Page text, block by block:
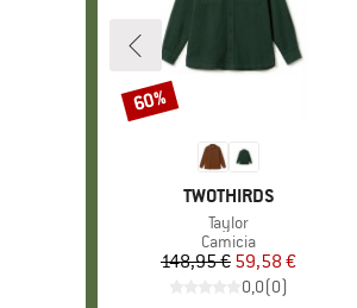
MARCHIO
TWOTHIRDS
Articolo
Taylor
Gruppo di prodotti
Camicia
Prezzo
148,95 €Prezzo ridotto
59,58 €
0,0(0)
Sconto
60%